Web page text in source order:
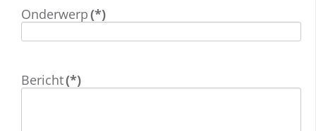
Onderwerp(*)
Bericht(*)